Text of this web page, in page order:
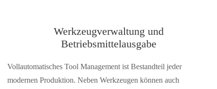
Werkzeugverwaltung und
Betriebsmittelausgabe
Vollautomatisches Tool Management ist Bestandteil jeder
modernen Produktion. Neben Werkzeugen können auch